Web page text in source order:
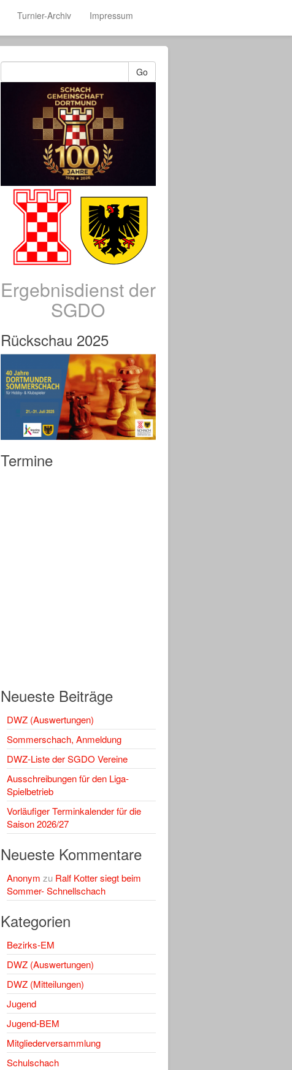
Turnier-Archiv Impressum
Go
Ergebnisdienst der
SGDO
Rückschau 2025
Termine
Neueste Beiträge
DWZ (Auswertungen)
Sommerschach, Anmeldung
DWZ-Liste der SGDO Vereine
Ausschreibungen für den Liga-
Spielbetrieb
Vorläufiger Terminkalender für die
Saison 2026/27
Neueste Kommentare
Anonym zu Ralf Kotter siegt beim
Sommer- Schnellschach
Kategorien
Bezirks-EM
DWZ (Auswertungen)
DWZ (Mitteilungen)
Jugend
Jugend-BEM
Mitgliederversammlung
Schulschach